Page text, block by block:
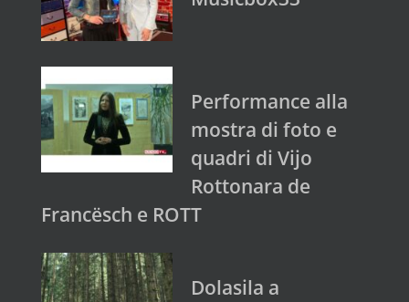
Performance alla
mostra di foto e
quadri di Vijo
Rottonara de
Francësch e ROTT
Dolasila a